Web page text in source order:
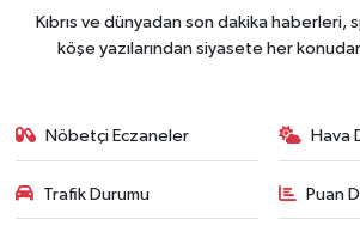
Kıbrıs ve dünyadan son dakika haberleri,
köşe yazılarından siyasete her
Nöbetçi Eczaneler Hava
Trafik Durumu Puan